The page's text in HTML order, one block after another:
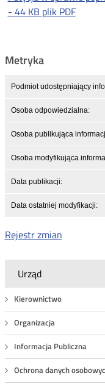
Urząd
Kierownictwo
Organizacja
Informacja Publiczna
Ochrona danych
- 44 KB plik PDF
Metryka
Podmiot udostępniający
Osoba odpowiedzialna:
Osoba publikująca
Osoba modyfikująca
Data publikacji:
Data ostatniej modyfikacji:
Rejestr zmian